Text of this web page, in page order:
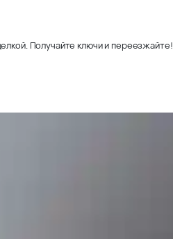
Получайте ключи и переезжайте!